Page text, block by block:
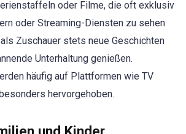
oder Filme, die oft exklusiv
oder Streaming-Diensten zu sehen
Zuschauer stets neue Geschichten
Unterhaltung genießen.
häufig auf Plattformen wie TV
hervorgehoben.